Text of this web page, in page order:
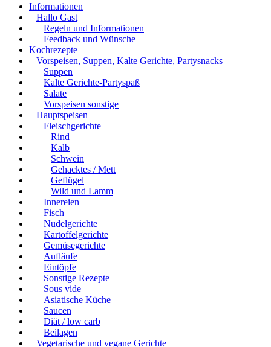
Informationen
Hallo Gast
Regeln und Informationen
Feedback und Wünsche
Kochrezepte
Vorspeisen, Suppen, Kalte Gerichte, Partysnacks
Suppen
Kalte Gerichte-Partyspaß
Salate
Vorspeisen sonstige
Hauptspeisen
Fleischgerichte
Rind
Kalb
Schwein
Gehacktes / Mett
Geflügel
Wild und Lamm
Innereien
Fisch
Nudelgerichte
Kartoffelgerichte
Gemüsegerichte
Aufläufe
Eintöpfe
Sonstige Rezepte
Sous vide
Asiatische Küche
Saucen
Diät / low carb
Beilagen
Vegetarische und vegane Gerichte